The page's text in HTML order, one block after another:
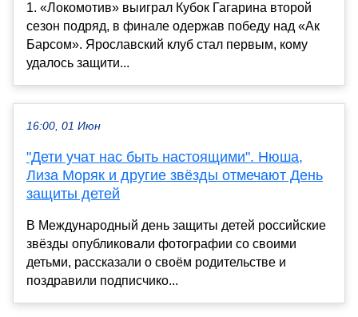
1. «Локомотив» выиграл Кубок Гагарина второй
сезон подряд, в финале одержав победу над «Ак
Барсом». Ярославский клуб стал первым, кому
удалось защити...
16:00, 01 Июн
"Дети учат нас быть настоящими". Нюша,
Лиза Моряк и другие звёзды отмечают День
защиты детей
В Международный день защиты детей российские
звёзды опубликовали фотографии со своими
детьми, рассказали о своём родительстве и
поздравили подписчико...